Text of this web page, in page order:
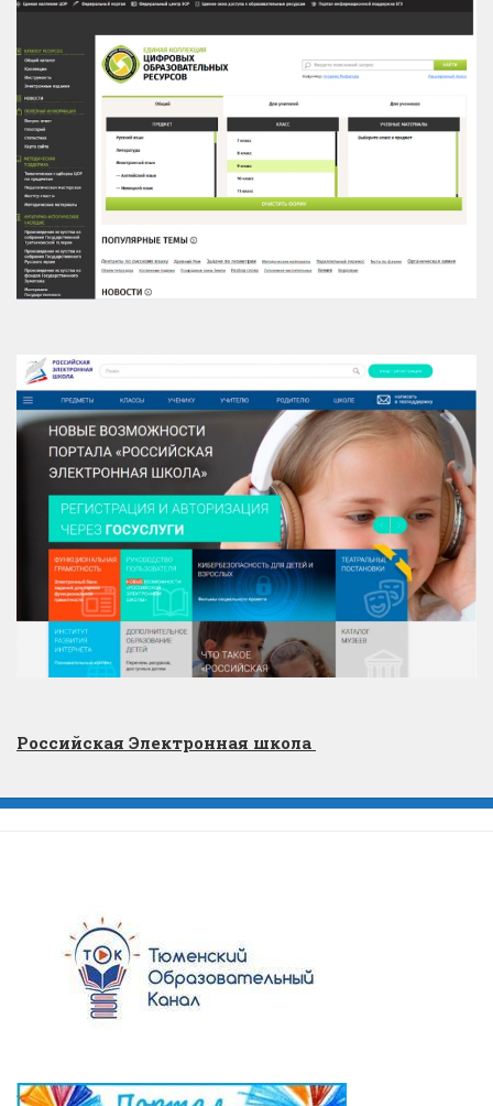
Российская Электронная школа